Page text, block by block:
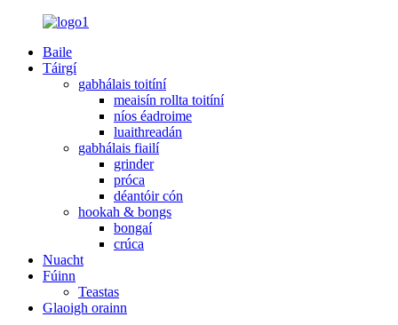
Baile
Táirgí
gabhálais toitíní
meaisín rollta toitíní
níos éadroime
luaithreadán
gabhálais fiailí
grinder
próca
déantóir cón
hookah & bongs
bongaí
crúca
Nuacht
Fúinn
Teastas
Glaoigh orainn